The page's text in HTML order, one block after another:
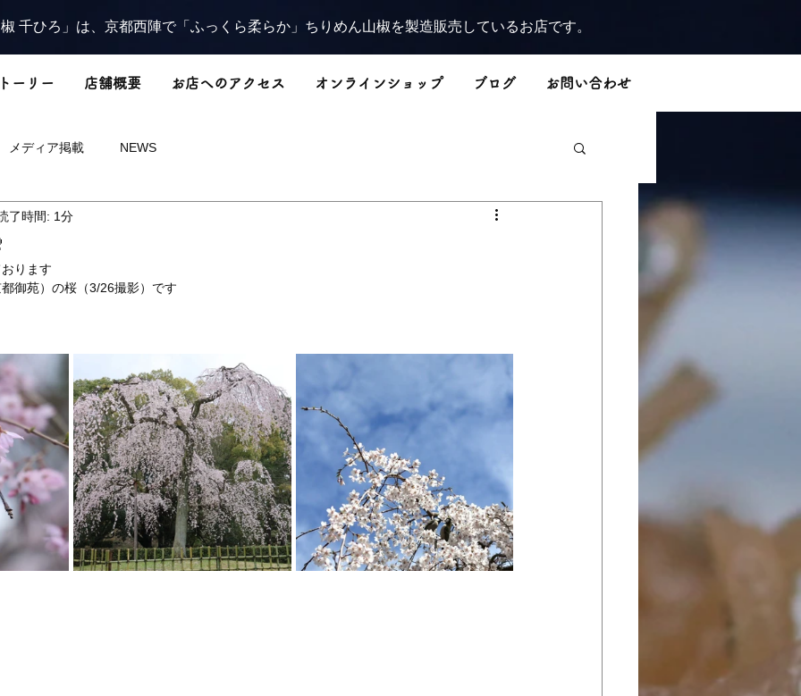
千ひろ」は、京都西陣で「ふっくら柔らか」ちりめん山椒を製造販売しているお店です。
ーリー 店舗概要 お店へのアクセス オンラインショップ ブログ お問い合わせ
メディア掲載 NEWS
了時間: 1分
ります
御苑）の桜（3/26撮影）です